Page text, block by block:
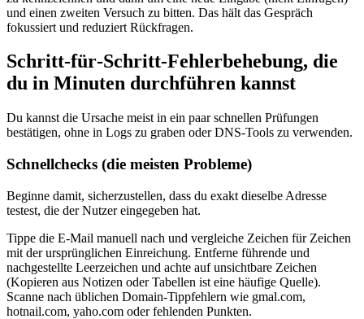
und einen zweiten Versuch zu bitten. Das hält das Gespräch
fokussiert und reduziert Rückfragen.
Schritt‑für‑Schritt‑Fehlerbehebung, die
du in Minuten durchführen kannst
Du kannst die Ursache meist in ein paar schnellen Prüfungen
bestätigen, ohne in Logs zu graben oder DNS‑Tools zu verwenden.
Schnellchecks (die meisten Probleme)
Beginne damit, sicherzustellen, dass du exakt dieselbe Adresse
testest, die der Nutzer eingegeben hat.
Tippe die E‑Mail manuell nach und vergleiche Zeichen für Zeichen
mit der ursprünglichen Einreichung. Entferne führende und
nachgestellte Leerzeichen und achte auf unsichtbare Zeichen
(Kopieren aus Notizen oder Tabellen ist eine häufige Quelle).
Scanne nach üblichen Domain‑Tippfehlern wie gmal.com,
hotnail.com, yaho.com oder fehlenden Punkten.